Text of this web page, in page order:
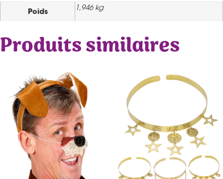
Poids 1,946 kg
Produits similaires